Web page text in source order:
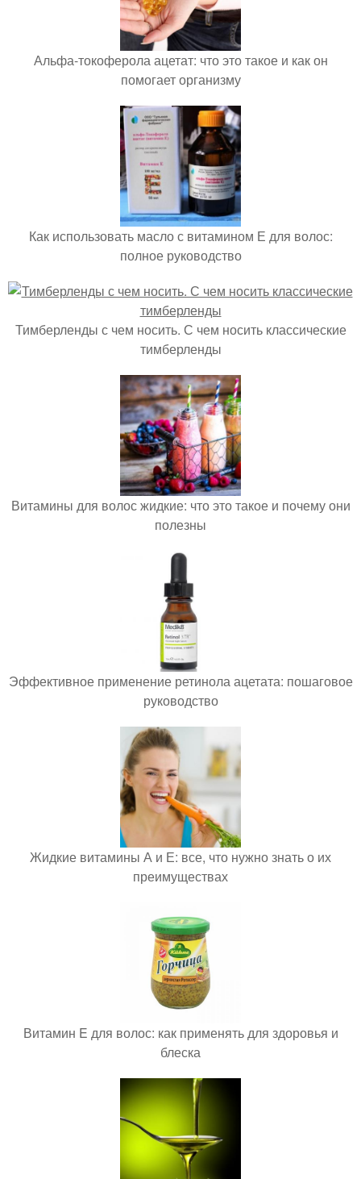
Альфа-токоферола ацетат: что это такое и как он
помогает организму
Как использовать масло с витамином Е для волос:
полное руководство
Тимберленды с чем носить. С чем носить классические
тимберленды
Витамины для волос жидкие: что это такое и почему они
полезны
Эффективное применение ретинола ацетата: пошаговое
руководство
Жидкие витамины А и Е: все, что нужно знать о их
преимуществах
Витамин E для волос: как применять для здоровья и
блеска